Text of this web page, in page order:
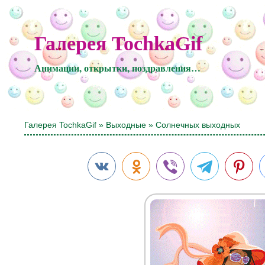
Галерея TochkaGif
Анимации, открытки, поздравления…
Галерея TochkaGif » Выходные » Солнечных выходных